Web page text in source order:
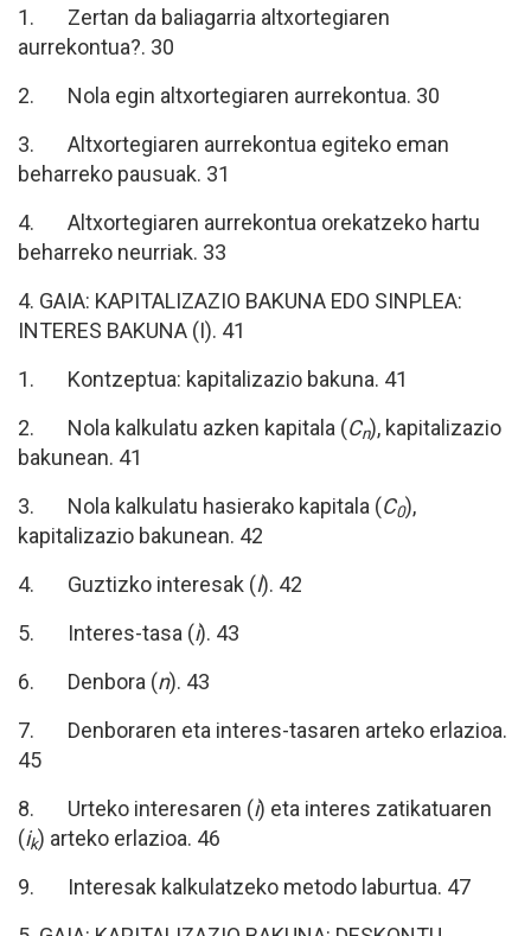
1. Zertan da baliagarria altxortegiaren
aurrekontua?. 30
2. Nola egin altxortegiaren aurrekontua. 30
3. Altxortegiaren aurrekontua egiteko eman
beharreko pausuak. 31
4. Altxortegiaren aurrekontua orekatzeko hartu
beharreko neurriak. 33
4. GAIA: KAPITALIZAZIO BAKUNA EDO SINPLEA:
INTERES BAKUNA (I). 41
1. Kontzeptua: kapitalizazio bakuna. 41
2. Nola kalkulatu azken kapitala (Cn), kapitalizazio
bakunean. 41
3. Nola kalkulatu hasierako kapitala (C0),
kapitalizazio bakunean. 42
4. Guztizko interesak (I). 42
5. Interes-tasa (i). 43
6. Denbora (n). 43
7. Denboraren eta interes-tasaren arteko erlazioa.
45
8. Urteko interesaren (i) eta interes zatikatuaren
(ik) arteko erlazioa. 46
9. Interesak kalkulatzeko metodo laburtua. 47